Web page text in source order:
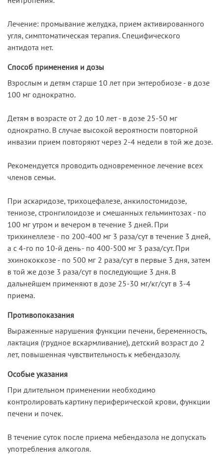
Лечение: промывание желудка, прием активированного
угля, симптоматическая терапия. Специфического
антидота нет.
Способ применения и дозы
Взрослым и детям старше 10 лет при энтеробиозе - в дозе
100 мг однократно.
Детям в возрасте от 2 до 10 лет - в дозе 25-50 мг
однократно. В случае высокой вероятности повторной
инвазии прием повторяют через 2-4 недели в той же дозе.
Рекомендуется проводить одновременное лечение всех
членов семьи.
При аскаридозе, трихоцефалезе, анкилостомидозе,
тениозе, стронгилоидозе и смешанных гельминтозах - по
100 мг утром и вечером в течение 3 дней. При
трихинеллезе - по 200-400 мг 3 раза/сут в течение 3 дней,
а с 4-го по 10-й день - по 400-500 мг 3 раза/сут. При
эхинококкозе - по 500 мг 2 раза/сут в первые 3 дня, затем
в той же дозе 3 раза/сут в последующие 3 дня. В
дальнейшем применяют в дозе 25-30 мг/кг/сут в 3-4
приема.
Противопоказания
Выраженные нарушения функции печени, беременность,
лактация (грудное вскармливание), детский возраст до 2
лет, повышенная чувствительность к мебендазолу.
Особые указания
При длительном применении необходимо
контролировать картину периферической крови, функции
печени и почек.
В течение суток после приема мебендазола не допускать
употребления алкоголя.